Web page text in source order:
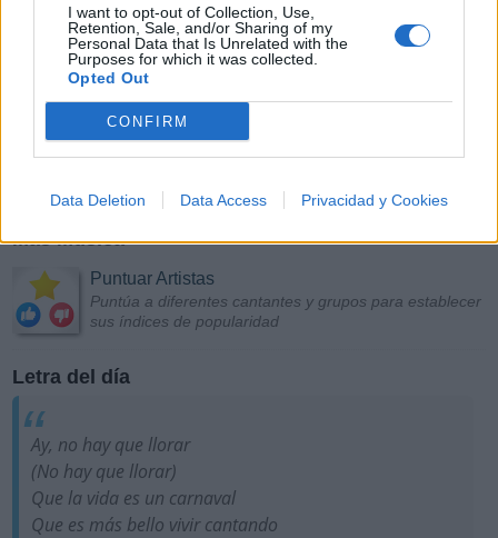
I want to opt-out of Collection, Use,
Retention, Sale, and/or Sharing of my
Personal Data that Is Unrelated with the
Purposes for which it was collected.
Opted Out
CONFIRM
Data Deletion Data Access Privacidad y Cookies
Más Música
Puntuar Artistas
Puntúa a diferentes cantantes y grupos para establecer
sus índices de popularidad
Letra del día
Ay, no hay que llorar
(No hay que llorar)
Que la vida es un carnaval
Que es más bello vivir cantando